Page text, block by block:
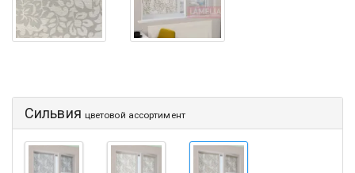
Сильвия цветовой ассортимент